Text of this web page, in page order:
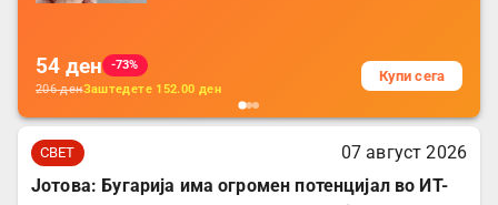
54 ден
-73%
206денЗаштедете 152.00 ден
Купи сега
СВЕТ
07 август 2026
Јотова: Бугарија има огромен потенцијал во ИТ-